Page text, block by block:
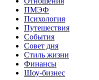
ПМЭФ
Психология
Путешествия
События
Совет дня
Стиль жизни
Финансы
Шоу-бизнес